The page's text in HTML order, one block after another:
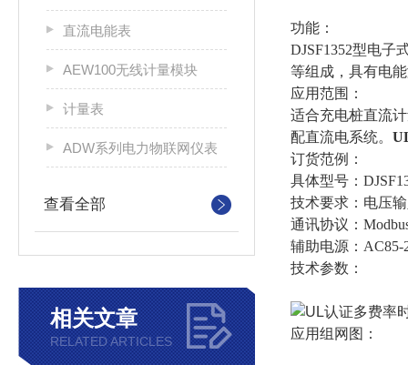
直流电能表
AEW100无线计量模块
计量表
ADW系列电力物联网仪表
查看全部
相关文章
RELATED ARTICLES
功能：
DJSF1352型电子
等组成，具有电
应用范围：
适合充电桩直流
配直流电系统。
订货范例：
具体型号：
技术要求：电压
通讯协议：
辅助电源：AC85-
技术参数：
应用组网图：